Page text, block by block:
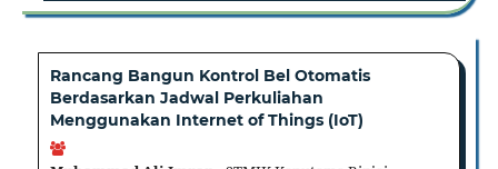
Rancang Bangun Kontrol Bel Otomatis
Berdasarkan Jadwal Perkuliahan
Menggunakan Internet of Things (IoT)